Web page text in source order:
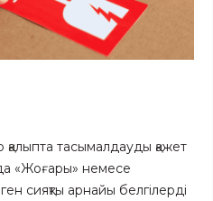
қалыпта тасымалдауды қажет
«Жоғары» немесе
сияқты арнайы белгілерді